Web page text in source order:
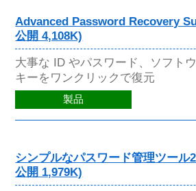
Advanced Password Recovery
公開 4,108K)
大事な ID やパスワード、ソフト
キーをワンクリックで復元
製品
シンプルなパスワード管理ツール
公開 1,979K)